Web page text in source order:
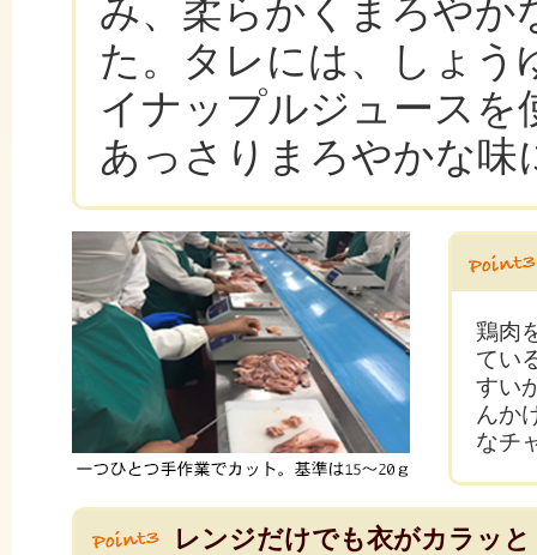
み、柔らかくまろやか
た。タレには、しょう
イナップルジュースを
あっさりまろやかな味
鶏肉
てい
すい
んか
なチ
レンジだけでも衣がカラッと